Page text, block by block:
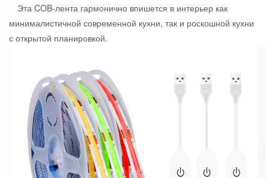
Эта COB-лента гармонично впишется в интерьер как
минималистичной современной кухни, так и роскошной кухни
с открытой планировкой.